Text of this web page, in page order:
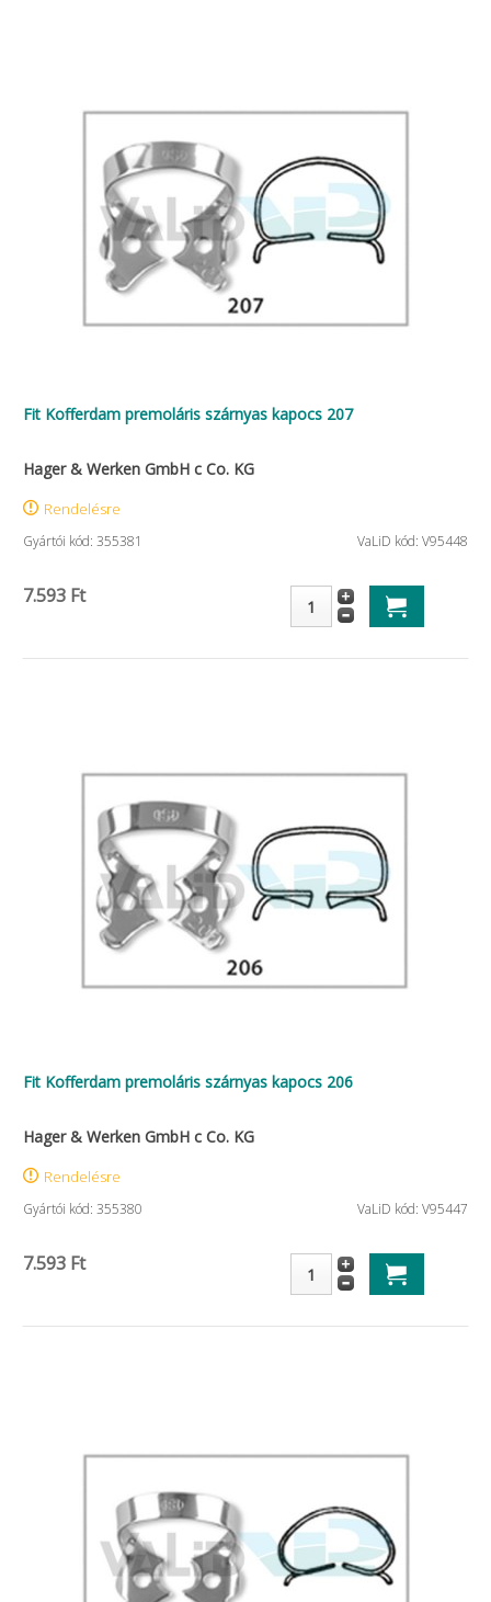
Fit Kofferdam premoláris szárnyas kapocs 207
Hager & Werken GmbH c Co. KG
Rendelésre
Gyártói kód: 355381 VaLiD kód: V95448
7.593 Ft
Fit Kofferdam premoláris szárnyas kapocs 206
Hager & Werken GmbH c Co. KG
Rendelésre
Gyártói kód: 355380 VaLiD kód: V95447
7.593 Ft